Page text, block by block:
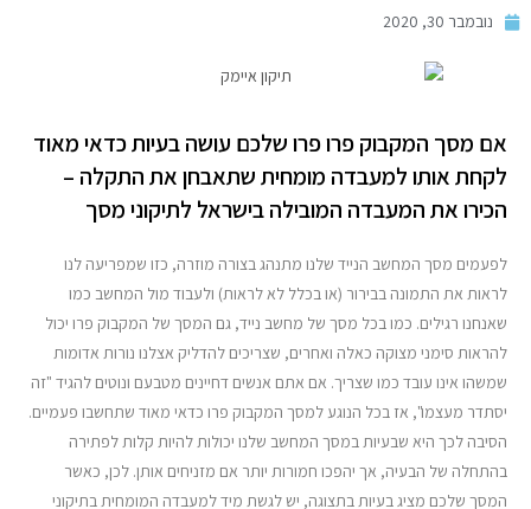
אביזרים לApple
מדריכים
✉ יצירת קשר
נובמבר 30, 2020
אם מסך המקבוק פרו פרו שלכם עושה בעיות כדאי מאוד
לקחת אותו למעבדה מומחית שתאבחן את התקלה –
הכירו את המעבדה המובילה בישראל לתיקוני מסך
לפעמים מסך המחשב הנייד שלנו מתנהג בצורה מוזרה, כזו שמפריעה לנו
לראות את התמונה בבירור (או בכלל לא לראות) ולעבוד מול המחשב כמו
שאנחנו רגילים. כמו בכל מסך של מחשב נייד, גם המסך של המקבוק פרו יכול
להראות סימני מצוקה כאלה ואחרים, שצריכים להדליק אצלנו נורות אדומות
שמשהו אינו עובד כמו שצריך. אם אתם אנשים דחיינים מטבעם ונוטים להגיד "זה
יסתדר מעצמו", אז בכל הנוגע למסך המקבוק פרו כדאי מאוד שתחשבו פעמיים.
הסיבה לכך היא שבעיות במסך המחשב שלנו יכולות להיות קלות לפתירה
בהתחלה של הבעיה, אך יהפכו חמורות יותר אם מזניחים אותן. לכן, כאשר
המסך שלכם מציג בעיות בתצוגה, יש לגשת מיד למעבדה המומחית בתיקוני